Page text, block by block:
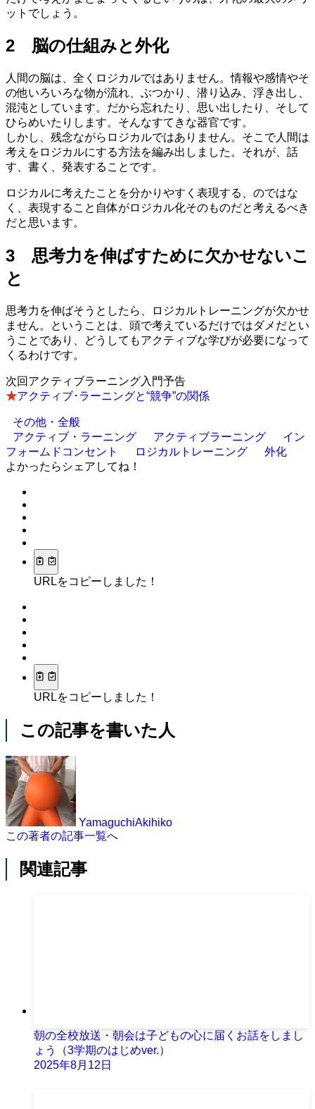
ットでしょう。
2 脳の仕組みと外化
人間の脳は、全くロジカルではありません。情報や感情やそ
の他いろいろな物が流れ、ぶつかり、潜り込み、浮き出し、
混沌としています。だから忘れたり、思い出したり、そして
ひらめいたりします。そんなすてきな器官です。
しかし、残念ながらロジカルではありません。そこで人間は
考えをロジカルにする方法を編み出しました。それが、話
す、書く、発表することです。
ロジカルに考えたことを分かりやすく表現する、のではな
く、表現すること自体がロジカル化そのものだと考えるべき
だと思います。
3 思考力を伸ばすために欠かせないこ
と
思考力を伸ばそうとしたら、ロジカルトレーニングが欠かせ
ません。ということは、頭で考えているだけではダメだとい
うことであり、どうしてもアクティブな学びが必要になって
くるわけです。
次回アクティブラーニング入門予告
★アクティブ･ラーニングと“競争”の関係
その他・全般
アクティブ・ラーニング
アクティブラーニング
イン
フォームドコンセント
ロジカルトレーニング
外化
よかったらシェアしてね！
URLをコピーしました！
URLをコピーしました！
この記事を書いた人
YamaguchiAkihiko
この著者の記事一覧へ
関連記事
朝の全校放送・朝会は子どもの心に届くお話をしまし
ょう（3学期のはじめver.）
2025年8月12日